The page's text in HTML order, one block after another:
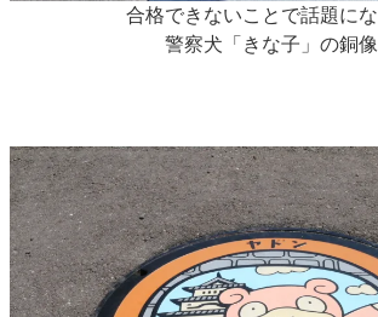
合格できないことで話題に
警察犬「きな子」の銅像